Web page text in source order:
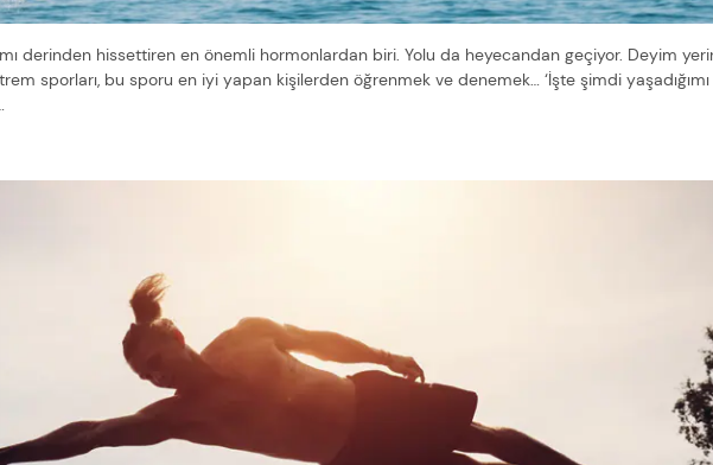
derinden hissettiren en önemli hormonlardan biri. Yolu da heyecandan geçiyor. Deyim
sporları, bu sporu en iyi yapan kişilerden öğrenmek ve denemek… ‘İşte şimdi yaşadığımı